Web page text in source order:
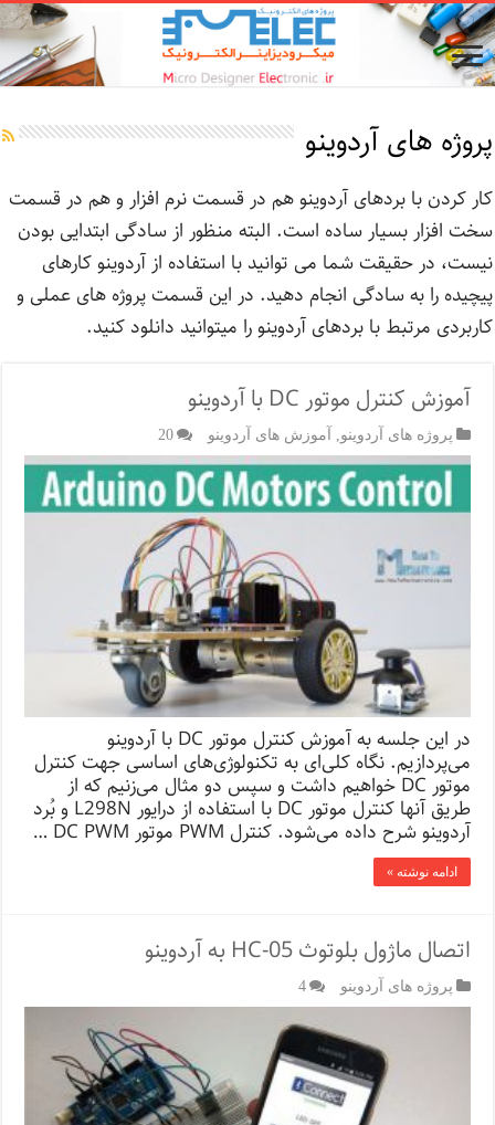
پروژه های آردوینو
کار کردن با بردهای آردوینو هم در قسمت نرم افزار و هم در قسمت
سخت افزار بسیار ساده است. البته منظور از سادگی ابتدایی بودن
نیست، در حقیقت شما می توانید با استفاده از آردوینو کارهای
پیچیده را به سادگی انجام دهید. در این قسمت پروژه های عملی و
کاربردی مرتبط با بردهای آردوینو را میتوانید دانلود کنید.
آموزش کنترل موتور DC با آردوینو
پروژه های آردوینو آموزش های آردوینو 20
در این جلسه به آموزش کنترل موتور DC با آردوینو
می‌پردازیم. نگاه کلی‌ای به تکنولوژی‌های اساسی جهت کنترل
موتور DC خواهیم داشت و سپس دو مثال می‌زنیم که از
طریق آنها کنترل موتور DC با استفاده از درایور L298N و بُرد
آردوینو شرح داده می‌­شود. کنترل PWM موتور DC PWM …
ادامه نوشته »
اتصال ماژول بلوتوث HC-05 به آردوینو
پروژه های آردوینو 4